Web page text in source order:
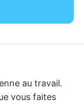
au travail.
vous faites